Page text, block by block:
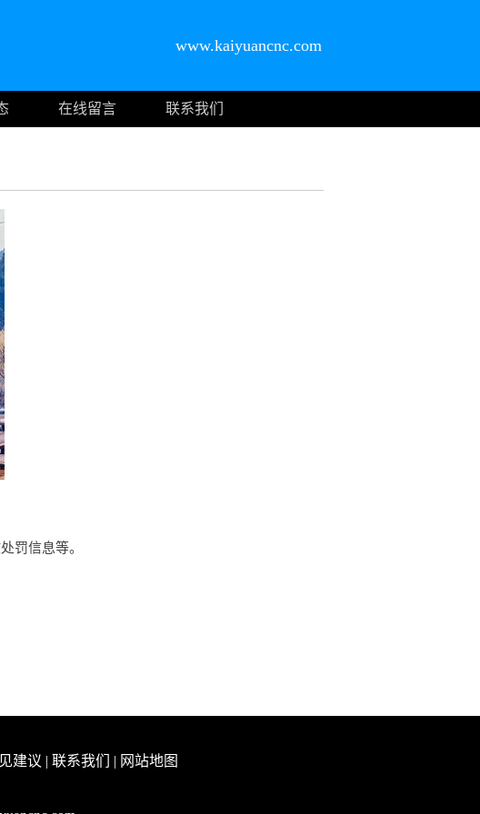
www.kaiyuancnc.com
在线留言
联系我们
罚信息等。
建议 | 联系我们 | 网站地图